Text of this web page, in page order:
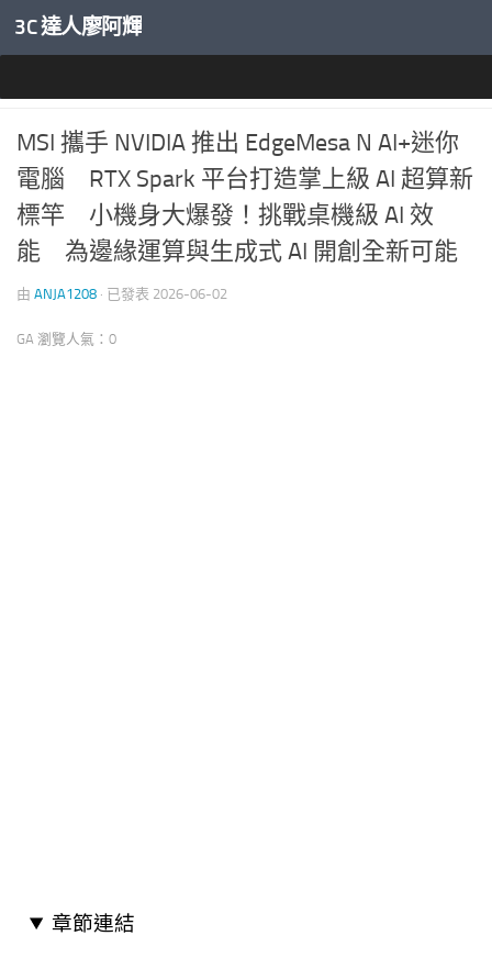
內文下方
3C 達人廖阿輝
MSI 攜手 NVIDIA 推出 EdgeMesa N AI+迷你
電腦 RTX Spark 平台打造掌上級 AI 超算新
標竿 小機身大爆發！挑戰桌機級 AI 效
能 為邊緣運算與生成式 AI 開創全新可能
由 ANJA1208 · 已發表 2026-06-02
GA 瀏覽人氣：0
章節連結